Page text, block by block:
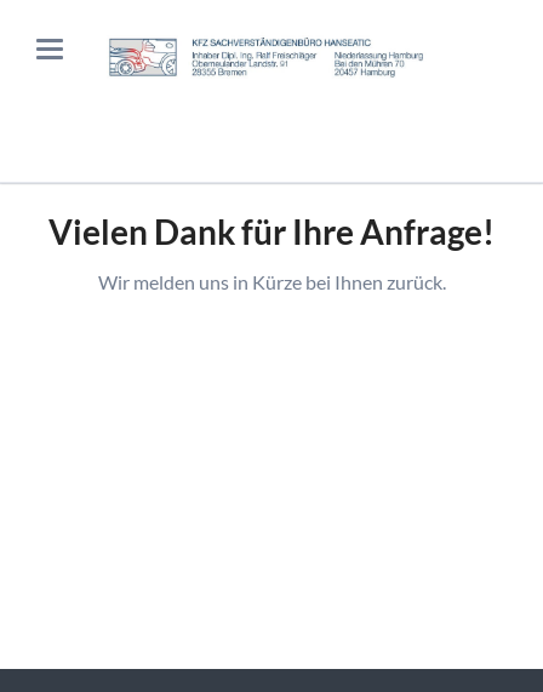
Vielen Dank für Ihre Anfrage!
Wir melden uns in Kürze bei Ihnen zurück.